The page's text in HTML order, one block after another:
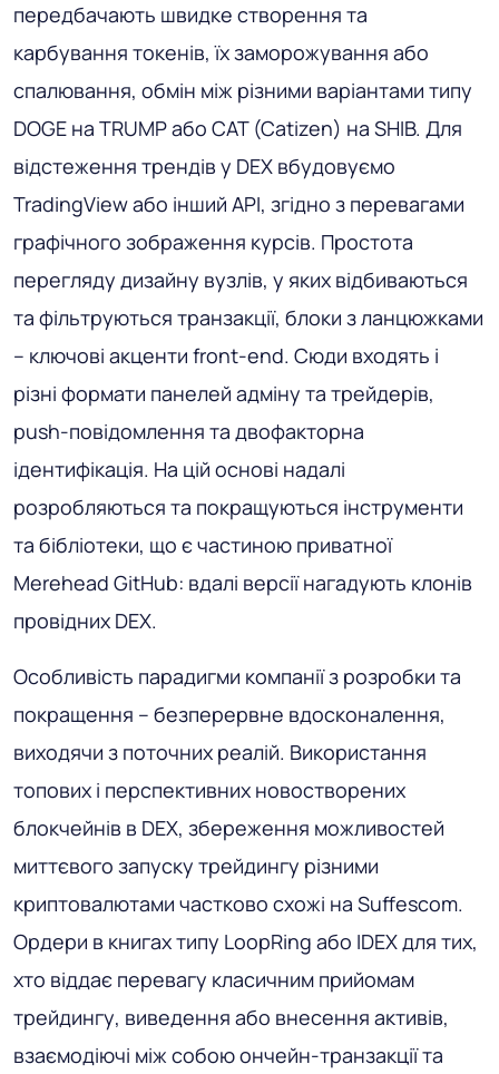
передбачають швидке створення та
карбування токенів, їх заморожування або
спалювання, обмін між різними варіантами типу
DOGE на TRUMP або CAT (Catizen) на SHIB. Для
відстеження трендів у DEX вбудовуємо
TradingView або інший API, згідно з перевагами
графічного зображення курсів. Простота
перегляду дизайну вузлів, у яких відбиваються
та фільтруються транзакції, блоки з ланцюжками
– ключові акценти front-end. Сюди входять і
різні формати панелей адміну та трейдерів,
push-повідомлення та двофакторна
ідентифікація. На цій основі надалі
розробляються та покращуються інструменти
та бібліотеки, що є частиною приватної
Merehead GitHub: вдалі версії нагадують клонів
провідних DEX.
Особливість парадигми компанії з розробки та
покращення – безперервне вдосконалення,
виходячи з поточних реалій. Використання
топових і перспективних новостворених
блокчейнів в DEX, збереження можливостей
миттєвого запуску трейдингу різними
криптовалютами частково схожі на Suffescom.
Ордери в книгах типу LoopRing або IDEX для тих,
хто віддає перевагу класичним прийомам
трейдингу, виведення або внесення активів,
взаємодіючі між собою ончейн-транзакції та